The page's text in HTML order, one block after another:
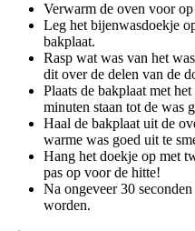
Verwarm de oven voor op
Leg het bijenwasdoekje
bakplaat.
Rasp wat was van het
dit over de delen van de
Plaats de bakplaat met
minuten staan tot de was
Haal de bakplaat uit de
warme was goed uit te
Hang het doekje op met
pas op voor de hitte!
Na ongeveer 30
worden.